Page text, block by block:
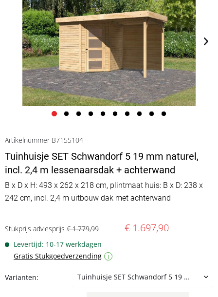
Artikelnummer B7155104
Tuinhuisje SET Schwandorf 5 19 mm naturel,
incl. 2,4 m lessenaarsdak + achterwand
B x D x H: 493 x 262 x 218 cm, plintmaat huis: B x D: 238 x
242 cm, incl. 2,4 m uitbouw dak met achterwand
Stukprijs adviesprijs € 1.779,99 € 1.697,90
Levertijd: 10-17 werkdagen
Gratis Stukgoedverzending
i
Varianten: